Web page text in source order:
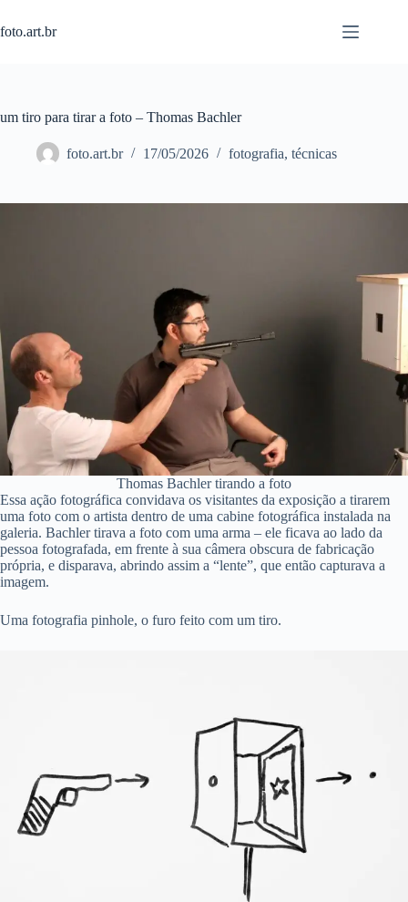
para
o
foto.art.br
um tiro para tirar a foto – Thomas Bachler
foto.art.br 17/05/2026 fotografia, técnicas
Thomas Bachler tirando a foto
Essa ação fotográfica convidava os visitantes da exposição a tirarem
uma foto com o artista dentro de uma cabine fotográfica instalada na
galeria. Bachler tirava a foto com uma arma – ele ficava ao lado da
pessoa fotografada, em frente à sua câmera obscura de fabricação
própria, e disparava, abrindo assim a “lente”, que então capturava a
imagem.
Uma fotografia pinhole, o furo feito com um tiro.